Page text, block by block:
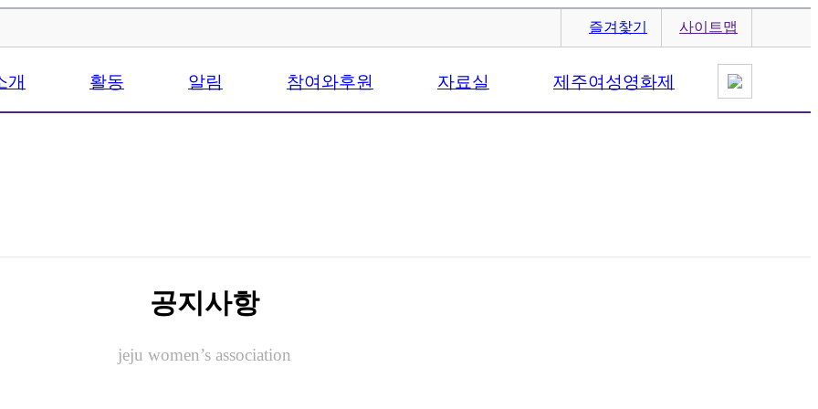
즐겨찿기 사이트맵
개 활동 알림 참여와후원 자료실 제주여성영화제
공지사항
jeju women’s association